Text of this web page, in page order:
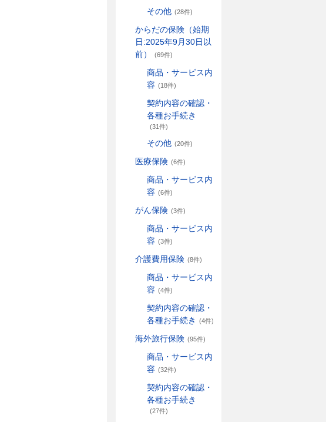
その他 (28件)
からだの保険（始期
日:2025年9月30日以
前）
(69件)
商品・サービス内
容 (18件)
契約内容の確認・
各種お手続き
(31件)
その他 (20件)
医療保険 (6件)
商品・サービス内
容 (6件)
がん保険 (3件)
商品・サービス内
容 (3件)
介護費用保険 (8件)
商品・サービス内
容 (4件)
契約内容の確認・
各種お手続き
(4件)
海外旅行保険 (95件)
商品・サービス内
容 (32件)
契約内容の確認・
各種お手続き
(27件)